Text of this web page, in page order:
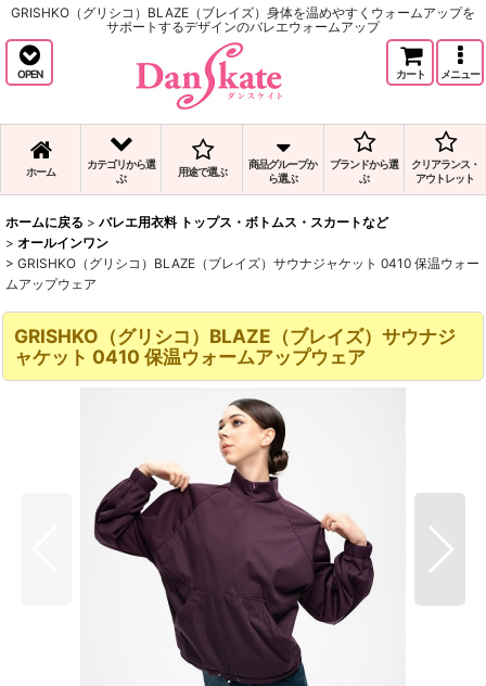
GRISHKO（グリシコ）BLAZE（ブレイズ）身体を温めやすくウォームアップを
サポートするデザインのバレエウォームアップ
OPEN カート メニュー
ホーム
カテゴリから選
ぶ
用途で選ぶ
商品グループか
ら選ぶ
ブランドから選
ぶ
クリアランス・
アウトレット
ホームに戻る > バレエ用衣料 トップス・ボトムス・スカートなど
> オールインワン
> GRISHKO（グリシコ）BLAZE（ブレイズ）サウナジャケット 0410 保温ウォー
ムアップウェア
GRISHKO（グリシコ）BLAZE（ブレイズ）サウナジ
ャケット 0410 保温ウォームアップウェア